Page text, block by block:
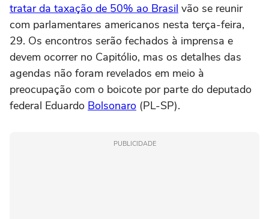
tratar da taxação de 50% ao Brasil vão se reunir
com parlamentares americanos nesta terça-feira,
29. Os encontros serão fechados à imprensa e
devem ocorrer no Capitólio, mas os detalhes das
agendas não foram revelados em meio à
preocupação com o boicote por parte do deputado
federal Eduardo Bolsonaro (PL-SP).
PUBLICIDADE